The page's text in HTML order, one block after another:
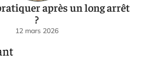
après un long arrêt
?
12 mars 2026